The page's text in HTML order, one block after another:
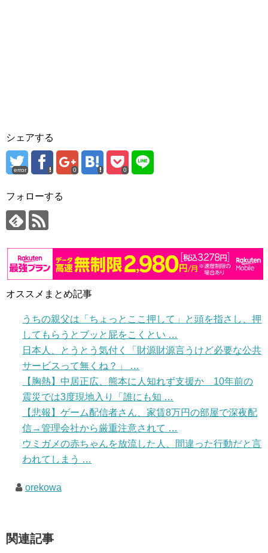
シェアする
error 0 0
フォローする
オススメまとめ記事
うちの親父は「ちょっとここ押して」と頭を指さし、押
してもらうとブッと屁をこくとい …
日本人、とうとう気付く「財源財源言うけど必要な公共
サービスって無くね？」 …
【胸熱】中居正広、熊本に人知れず支援か 10年前の
震災では3度現地入り「誰にも知 …
【悲報】ゲーム配信者さん、家賃8万円の部屋で深夜配
信→管理会社から厳重注意されて …
ウミガメの赤ちゃんを放流した人、間違った行動だと言
われてしまう …
orekowa
関連記事